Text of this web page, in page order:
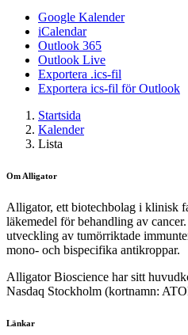
Google Kalender
iCalendar
Outlook 365
Outlook Live
Exportera .ics-fil
Exportera ics-fil för Outlook
Startsida
Kalender
Lista
Om Alligator
Alligator, ett biotechbolag i klinisk
läkemedel för behandling av
utveckling av tumörriktade
mono- och bispecifika antikroppar.
Alligator Bioscience har sitt
Nasdaq Stockholm (kortnamn:
Länkar